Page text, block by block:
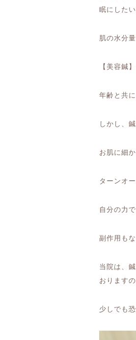
眠にした
肌の水分
【美容鍼
年齢と共
しかし、
お肌に細
ターンオ
自分の力
副作用も
当院は、
おりますの
少しでも